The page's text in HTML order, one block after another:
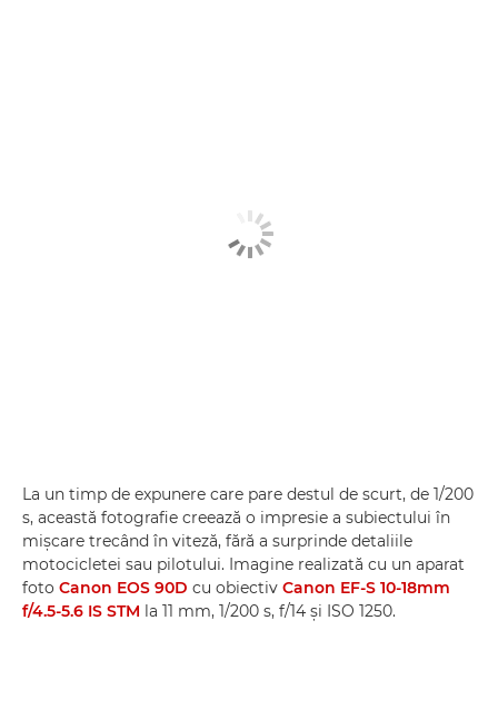
La un timp de expunere care pare destul de scurt, de 1/200
s, această fotografie creează o impresie a subiectului în
mişcare trecând în viteză, fără a surprinde detaliile
motocicletei sau pilotului. Imagine realizată cu un aparat
foto Canon EOS 90D cu obiectiv Canon EF-S 10-18mm
f/4.5-5.6 IS STM la 11 mm, 1/200 s, f/14 şi ISO 1250.